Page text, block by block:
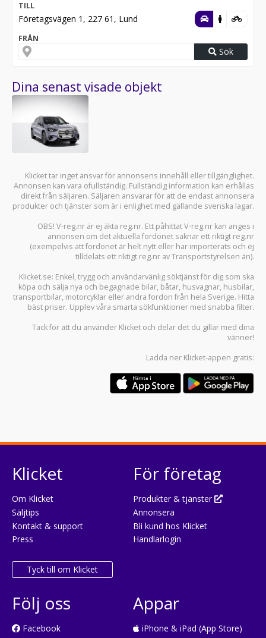
TILL
Företagsvägen 1, 227 61, Lund
FRÅN
Sök
Dina senast visade objekt
Klicket tar inget ansvar för annonsens innehåll eller tillgänglighet.
Annonsen kan vara ofullständig. Fullständig information kan erhållas
direkt från säljaren. Säljaren ansvarar för att de endast annonsera
produkter och tjänster som är i enlighet med gällande svenska lagar.
OBS! V-reg.nr är ej äkta reg.nr. Ett påhittat V-reg.nr kan anges i
annonsen om det aktuella fordonet saknar ett riktigt reg.nr
(exempelvis att fordonet är helt nytt eller har importerats och ej
tilldelats ett riktigt reg.nr av Transportstyrelsen än).
Klicket.se: Enkel, trygg och användarvänlig söktjänst för dig som ska
köpa och sälja nya och begagnade bilar, båtar, husvagnar, husbilar,
transportbilar, motorcyklar eller andra fordon från hela Sverige. Hitta
bäst priser. Upplev våra smarta sökfunktioner med snabba filter.
Tack för att du använder Klicket och delar det du gillar med dina
vänner!
Ladda ner Klicket-appen gratis:
Klicket
Om Klicket
Säljtips
Kontakt & support
Press
Tyck till om Klicket
För företag
Produkter & tjänster
Annonsera
Bli kund hos Klicket
Handlarlogin
Följ oss
Facebook
Appar
iPhone & iPad (App Store)